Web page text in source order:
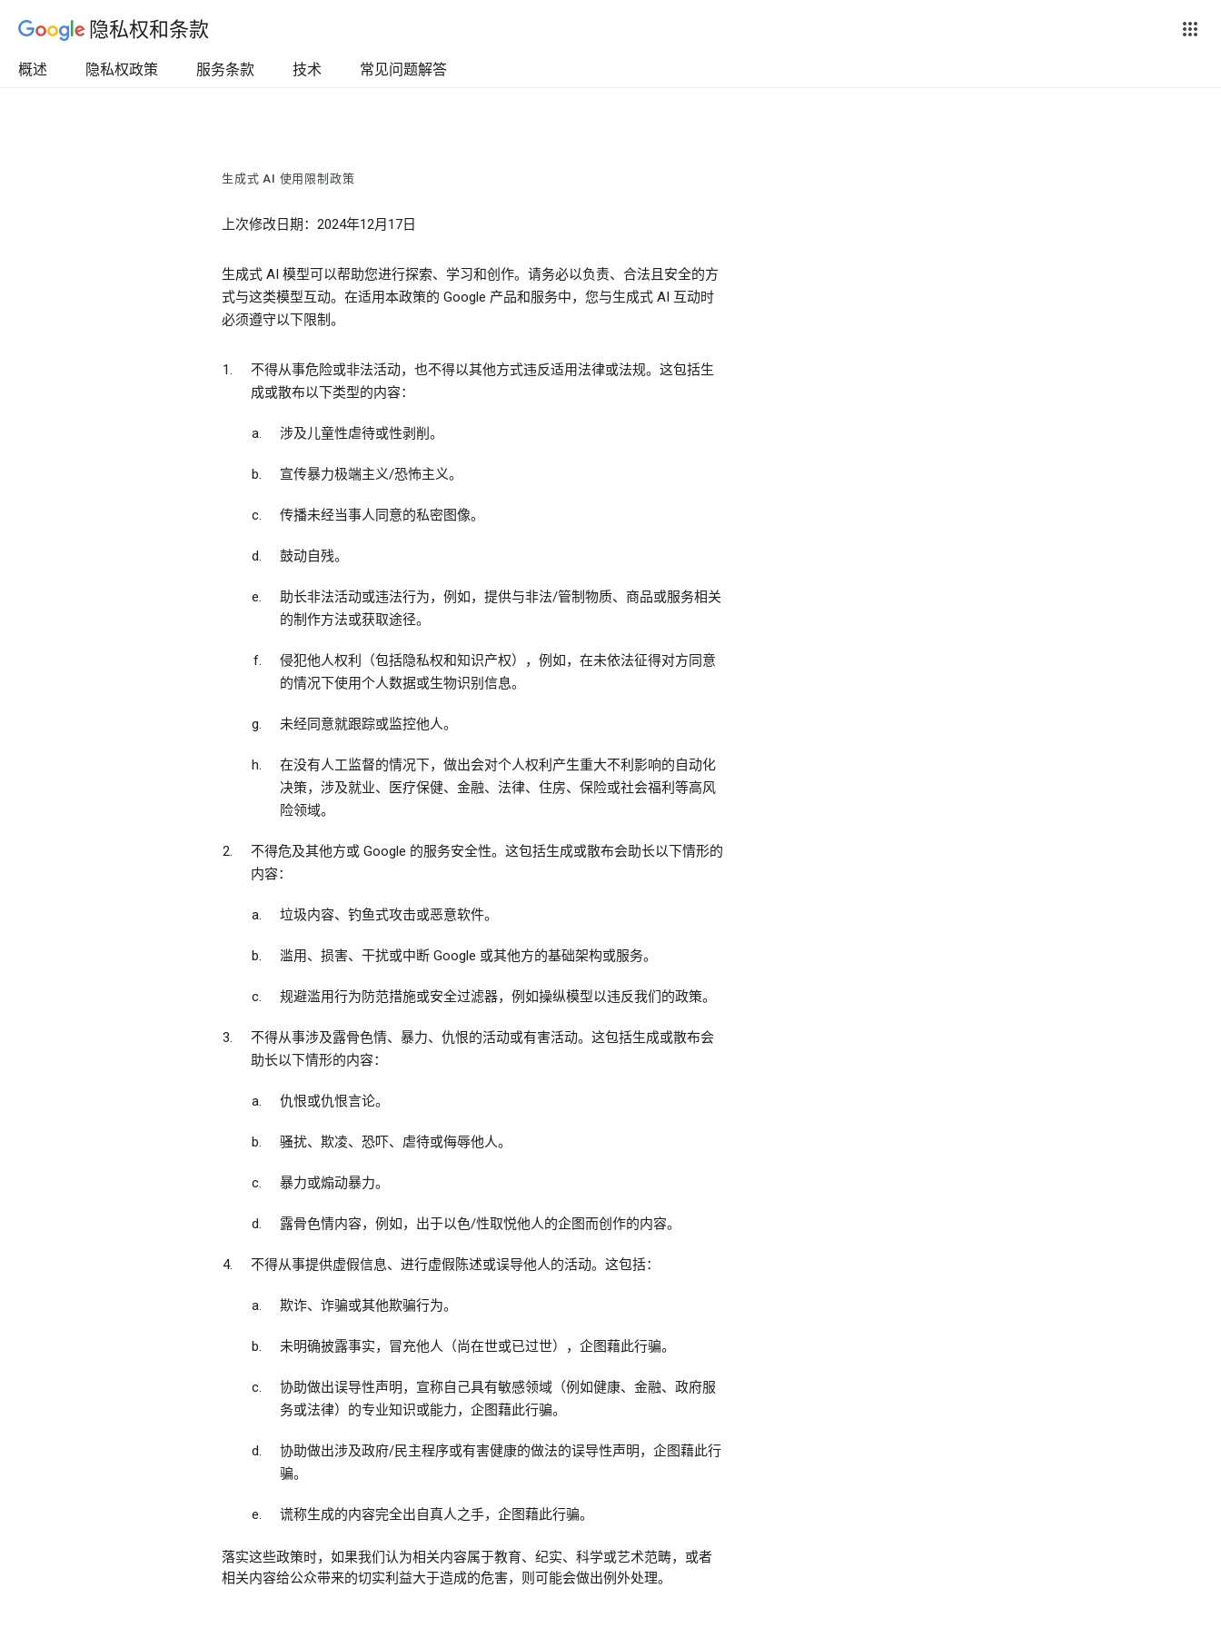
隐私权和条款
概述 隐私权政策 服务条款 技术 常见问题解答
生成式 AI 使用限制政策
上次修改日期：2024年12月17日
生成式 AI 模型可以帮助您进行探索、学习和创作。请务必以负责、合法且安全的方
式与这类模型互动。在适用本政策的 Google 产品和服务中，您与生成式 AI 互动时
必须遵守以下限制。
不得从事危险或非法活动，也不得以其他方式违反适用法律或法规。这包括生
成或散布以下类型的内容：
涉及儿童性虐待或性剥削。
宣传暴力极端主义/恐怖主义。
传播未经当事人同意的私密图像。
鼓动自残。
助长非法活动或违法行为，例如，提供与非法/管制物质、商品或服务相关
的制作方法或获取途径。
侵犯他人权利（包括隐私权和知识产权），例如，在未依法征得对方同意
的情况下使用个人数据或生物识别信息。
未经同意就跟踪或监控他人。
在没有人工监督的情况下，做出会对个人权利产生重大不利影响的自动化
决策，涉及就业、医疗保健、金融、法律、住房、保险或社会福利等高风
险领域。
不得危及其他方或 Google 的服务安全性。这包括生成或散布会助长以下情形的
内容：
垃圾内容、钓鱼式攻击或恶意软件。
滥用、损害、干扰或中断 Google 或其他方的基础架构或服务。
规避滥用行为防范措施或安全过滤器，例如操纵模型以违反我们的政策。
不得从事涉及露骨色情、暴力、仇恨的活动或有害活动。这包括生成或散布会
助长以下情形的内容：
仇恨或仇恨言论。
骚扰、欺凌、恐吓、虐待或侮辱他人。
暴力或煽动暴力。
露骨色情内容，例如，出于以色/性取悦他人的企图而创作的内容。
不得从事提供虚假信息、进行虚假陈述或误导他人的活动。这包括：
欺诈、诈骗或其他欺骗行为。
未明确披露事实，冒充他人（尚在世或已过世），企图藉此行骗。
协助做出误导性声明，宣称自己具有敏感领域（例如健康、金融、政府服
务或法律）的专业知识或能力，企图藉此行骗。
协助做出涉及政府/民主程序或有害健康的做法的误导性声明，企图藉此行
骗。
谎称生成的内容完全出自真人之手，企图藉此行骗。
落实这些政策时，如果我们认为相关内容属于教育、纪实、科学或艺术范畴，或者
相关内容给公众带来的切实利益大于造成的危害，则可能会做出例外处理。